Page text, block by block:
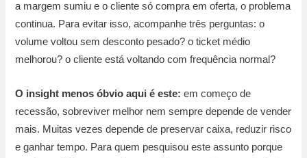
a margem sumiu e o cliente só compra em oferta, o problema
continua. Para evitar isso, acompanhe três perguntas: o
volume voltou sem desconto pesado? o ticket médio
melhorou? o cliente está voltando com frequência normal?
O insight menos óbvio aqui é este: em começo de
recessão, sobreviver melhor nem sempre depende de vender
mais. Muitas vezes depende de preservar caixa, reduzir risco
e ganhar tempo. Para quem pesquisou este assunto porque